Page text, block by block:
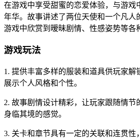
在游戏中享受甜蜜的恋爱体验，与游戏
年华。故事讲述了两位天使和一个凡人
游戏中欣赏到暧昧剧情、性感姿势等各
游戏玩法
1. 提供丰富多样的服装和道具供玩家解
展示个人风格和个性。
2. 故事剧情设计精彩，让玩家跟随情节
身临其境的感觉。
3. 关卡和章节具有一定的关联和连贯性